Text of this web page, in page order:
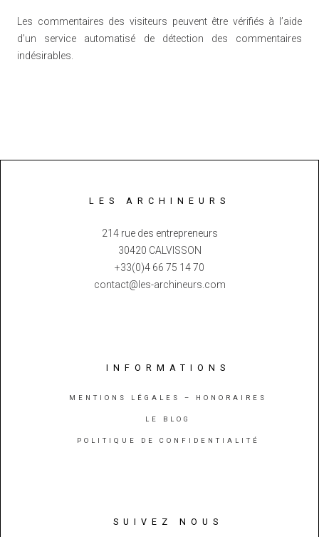
Les commentaires des visiteurs peuvent être vérifiés à l’aide
d’un service automatisé de détection des commentaires
indésirables.
LES ARCHINEURS
214 rue des entrepreneurs
30420 CALVISSON
+33(0)4 66 75 14 70
contact@les-archineurs.com
INFORMATIONS
MENTIONS LÉGALES – HONORAIRES
LE BLOG
POLITIQUE DE CONFIDENTIALITÉ
SUIVEZ NOUS